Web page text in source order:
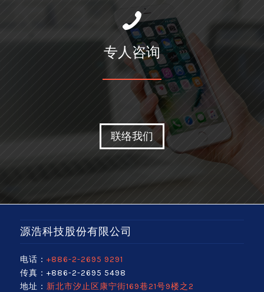
专人咨询
联络我们
源浩科技股份有限公司
电话： +886-2-2695 9291
传真：+886-2-2695 5498
地址： 新北市汐止区康宁街169巷21号9楼之2